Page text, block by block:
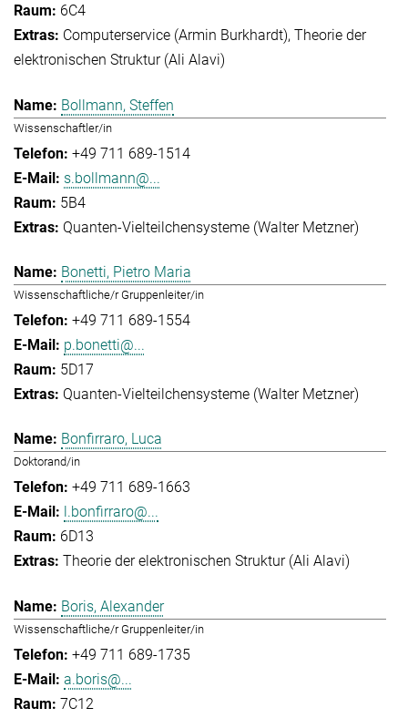
6C4
Computerservice (Armin Burkhardt) Theorie der
elektronischen Struktur (Ali Alavi)
Bollmann, Steffen
Wissenschaftler/in
+49 711 689-1514
s.bollmann@...
5B4
Quanten-Vielteilchensysteme (Walter Metzner)
Bonetti, Pietro Maria
Wissenschaftliche/r Gruppenleiter/in
+49 711 689-1554
p.bonetti@...
5D17
Quanten-Vielteilchensysteme (Walter Metzner)
Bonfirraro, Luca
Doktorand/in
+49 711 689-1663
l.bonfirraro@...
6D13
Theorie der elektronischen Struktur (Ali Alavi)
Boris, Alexander
Wissenschaftliche/r Gruppenleiter/in
+49 711 689-1735
a.boris@...
7C12